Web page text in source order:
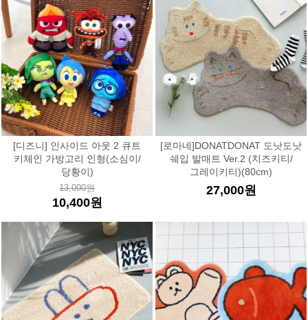
[디즈니] 인사이드 아웃 2 큐트
키체인 가방고리 인형(소심이/
당황이)
13,000원
10,400원
[로마네]DONATDONAT 도낫도낫
쉐입 발매트 Ver.2 (치즈키티/
그레이키티)(80cm)
27,000원